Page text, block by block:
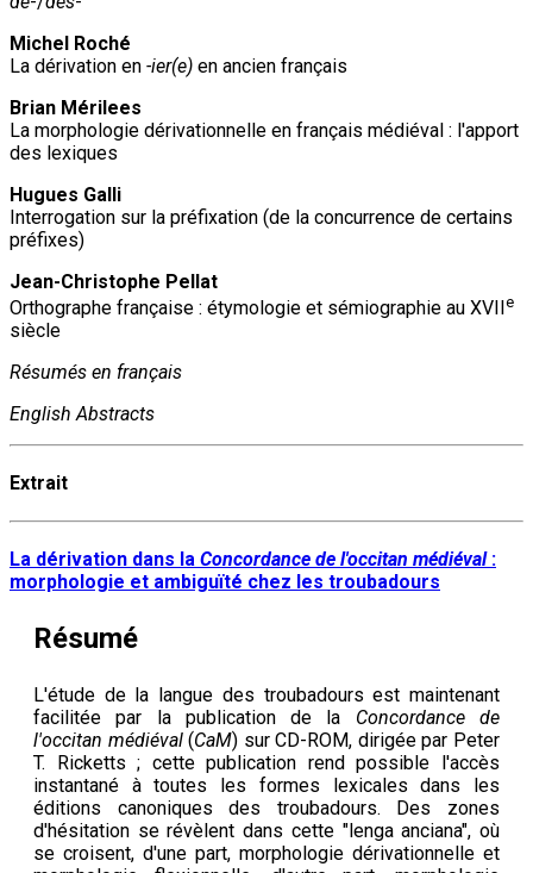
Michel Roché
La dérivation en -ier(e) en ancien français
Brian Mérilees
La morphologie dérivationnelle en français médiéval : l'apport
des lexiques
Hugues Galli
Interrogation sur la préfixation (de la concurrence de certains
préfixes)
Jean-Christophe Pellat
Orthographe française : étymologie et sémiographie au XVII
e
siècle
Résumés en français
English Abstracts
Extrait
La dérivation dans la Concordance de l'occitan médiéval:
morphologie et ambiguïté chez les troubadours
Résumé
L'étude de la langue des troubadours est maintenant
facilitée par la publication de la Concordance de
l'occitan médiéval(CaM) sur CD-ROM, dirigée par Peter
T. Ricketts ; cette publication rend possible l'accès
instantané à toutes les formes lexicales dans les
éditions canoniques des troubadours. Des zones
d'hésitation se révèlent dans cette "lenga anciana", où
se croisent, d'une part, morphologie dérivationnelle et